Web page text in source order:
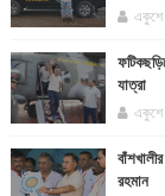
একুশে
যাত্রা
একুশে
রহমান